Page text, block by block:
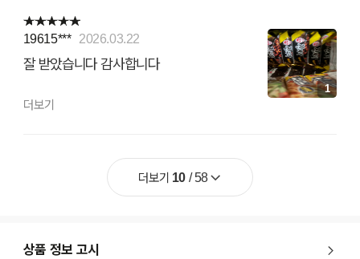
19615*** 2026.03.22
잘 받았습니다 감사합니다
더보기
1
더보기 10/58
상품 정보 고시